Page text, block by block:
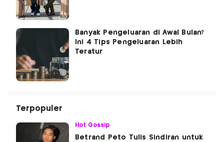
Banyak Pengeluaran di Awal Bulan?
Ini 4 Tips Pengeluaran Lebih
Teratur
Terpopuler
Hot Gossip
Betrand Peto Tulis Sindiran untuk